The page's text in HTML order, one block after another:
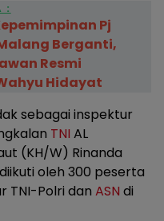
:
Pj
Berganti,
Resmi
Hidayat
sebagai inspektur
TNI AL
(KH/W) Rinanda
diikuti oleh 300 peserta
TNI-Polri dan ASN di